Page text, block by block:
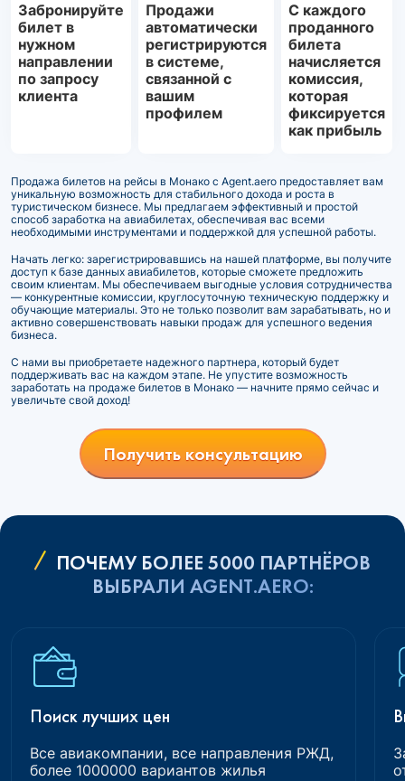
Забронируйте
билет в
нужном
направлении
по запросу
клиента
Продажи
автоматически
регистрируются
в системе,
связанной с
вашим
профилем
С каждого
проданного
билета
начисляется
комиссия,
которая
фиксируется
как прибыль
Продажа билетов на рейсы в Монако с Agent.aero предоставляет вам
уникальную возможность для стабильного дохода и роста в
туристическом бизнесе. Мы предлагаем эффективный и простой
способ заработка на авиабилетах, обеспечивая вас всеми
необходимыми инструментами и поддержкой для успешной работы.
Начать легко: зарегистрировавшись на нашей платформе, вы получите
доступ к базе данных авиабилетов, которые сможете предложить
своим клиентам. Мы обеспечиваем выгодные условия сотрудничества
— конкурентные комиссии, круглосуточную техническую поддержку и
обучающие материалы. Это не только позволит вам зарабатывать, но и
активно совершенствовать навыки продаж для успешного ведения
бизнеса.
С нами вы приобретаете надежного партнера, который будет
поддерживать вас на каждом этапе. Не упустите возможность
заработать на продаже билетов в Монако — начните прямо сейчас и
увеличьте свой доход!
Получить консультацию
ПОЧЕМУ БОЛЕЕ 5000 ПАРТНЁРОВ
ВЫБРАЛИ AGENT.AERO:
Поиск лучших цен
Все авиакомпании, все направления РЖД,
более 1000000 вариантов жилья